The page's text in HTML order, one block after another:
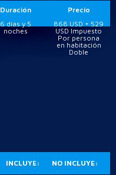
Duración
Precio
6 días y 5
noches
868 USD + 529
USD Impuesto
Por persona
en habitación
Doble
INCLUYE: NO INCLUYE: